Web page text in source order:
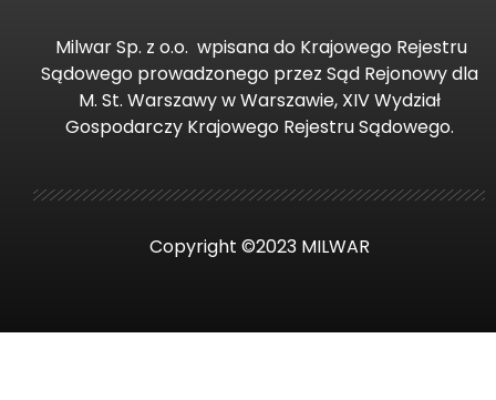
Milwar Sp. z o.o. wpisana do Krajowego Rejestru
Sądowego prowadzonego przez Sąd Rejonowy dla
M. St. Warszawy w Warszawie, XIV Wydział
Gospodarczy Krajowego Rejestru Sądowego.
Copyright ©2023 MILWAR